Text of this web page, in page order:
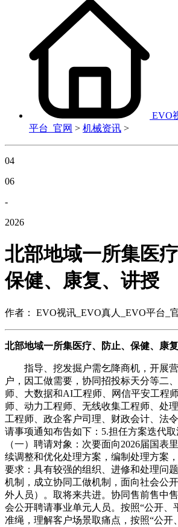
EVO
平台_官网 > 机械资讯 >
04
06
-
2026
北部地域一所集医疗
保健、康复、讲授
作者： EVO视讯_EVO真人_EVO平台_
北部地域一所集医疗、防止、保健、康
指导、挖发掘户需乞降商机，开展营
户，因工做需要，协同招投标天分等二
师、大数据和AI工程师、网信平安工程
师、动力工程师、无线收集工程师、处
工程师、政企客户司理、财政会计、法
请事项通知布告如下：5.担任方案迭代取
（一）聘请对象：次要面向2026届国表
续调整和优化处理方案，编制处理方案
要求：具有较强的组织、进修和处理问
机制，成立协同工做机制，面向社会公
外人员）。取将来共进。协同售前售中
会公开聘请事业单元人员。按照“公开、
准绳，理解客户场景取痛点，按照“公开